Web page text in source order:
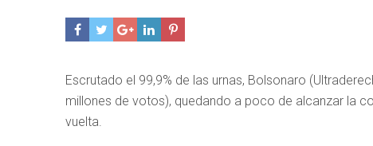
Escrutado el 99,9% de las urnas, Bolsonaro
millones de votos), quedando a poco de alcanzar la
vuelta.